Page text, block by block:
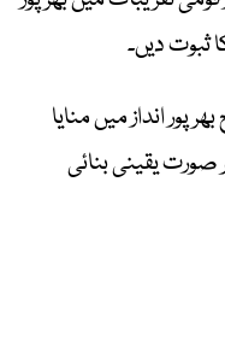
دیں۔
انداز میں منایا
صورت یقینی بنائی